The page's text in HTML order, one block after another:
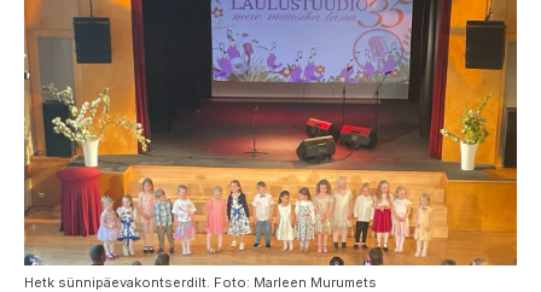
Hetk sünnipäevakontserdilt. Foto: Marleen Murumets